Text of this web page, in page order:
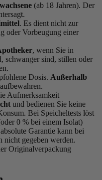
(ab 18 Jahren). Der
. Es dient nicht zur
oder Vorbeugung einer
, wenn Sie in
schwanger sind, stillen oder
Dosis. Außerhalb
aufbewahren.
Aufmerksamkeit
und bedienen Sie keine
Bei Speicheltests löst
0 % bei einem Isolat)
Garantie kann bei
nicht gegeben werden.
Originalverpackung